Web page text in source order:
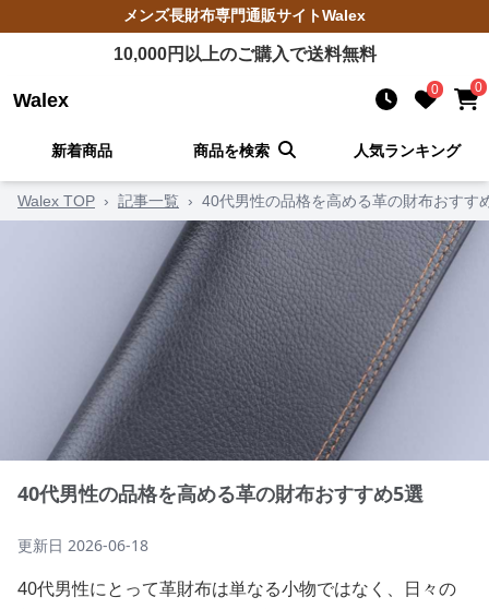
メンズ長財布専門通販サイトWalex
10,000円以上のご購入で送料無料
Walex 0 0
新着商品 商品を検索 人気ランキング
Walex TOP › 記事一覧 › 40代男性の品格を高める革の財布おすす
40代男性の品格を高める革の財布おすすめ5選
更新日 2026-06-18
40代男性にとって革財布は単なる小物ではなく、日々の